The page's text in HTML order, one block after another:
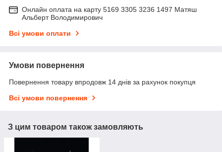
Онлайн оплата на карту 5169 3305 3236 1497 Матяш
Альберт Володимирович
Всі умови оплати
Умови повернення
Повернення товару впродовж 14 днів за рахунок покупця
Всі умови повернення
З цим товаром також замовляють